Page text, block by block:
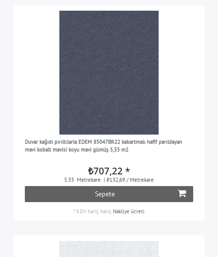
Duvar kağıdı pırıltılarla EDEM 85047BR22 kabartmalı hafif parıldayan
mavi kobalt mavisi koyu mavi gümüş 5,33 m2
₺707,22 *
5.33 Metrekare | ₺132,69 / Metrekare
Sepete
* KDV hariç hariç Nakliye ücreti